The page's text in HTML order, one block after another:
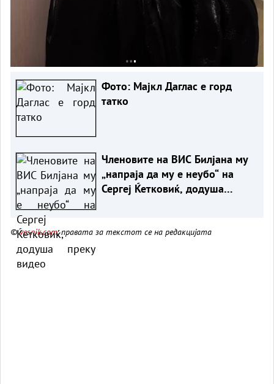
Фото: Мајкл Даглас е горд
татко
Членовите на ВИС Билјана му
„напраја да му е неубо“ на
Сергеј Ќетковиќ, додуша
©vesnik.com, правата за текстот се на редакцијата